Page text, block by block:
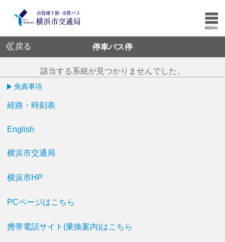
戻る 停車バス停
該当する系統が見つかりませんでした。
免責事項
経路・時刻表
English
横浜市交通局
横浜市HP
PCページはこちら
携帯電話サイト(乗換案内)はこちら